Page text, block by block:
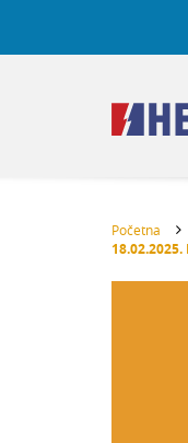
Početna